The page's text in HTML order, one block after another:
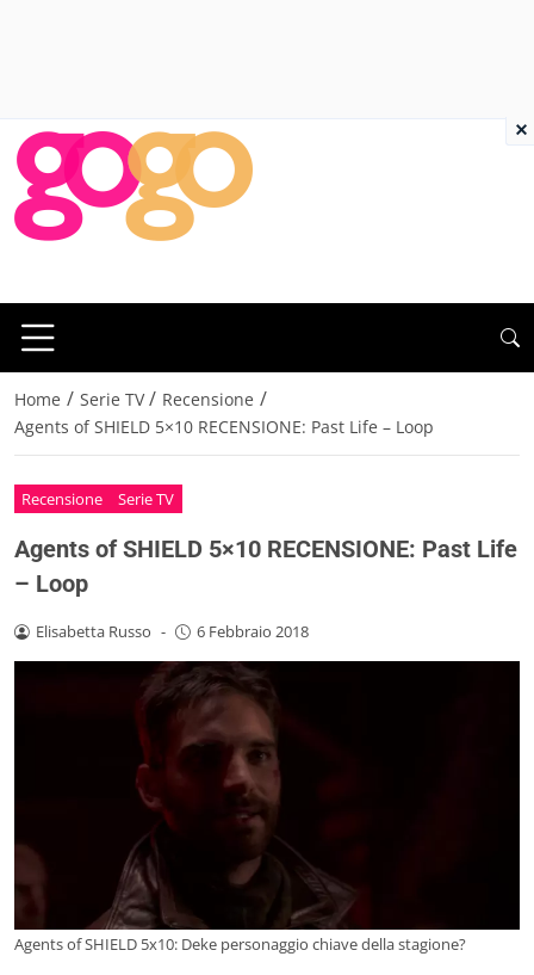
Home / Serie TV / Recensione /
Agents of SHIELD 5×10 RECENSIONE: Past Life – Loop
Recensione Serie TV
Agents of SHIELD 5×10 RECENSIONE: Past Life
– Loop
Elisabetta Russo - 6 Febbraio 2018
Agents of SHIELD 5x10: Deke personaggio chiave della stagione?
×